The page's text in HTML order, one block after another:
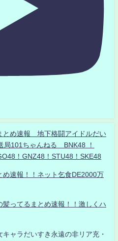
め速報 地下格闘アイドルだい
101ちゃんねる BNK48 ！
！GNZ48！STU48！SKE48
め速報！！ネット乞食DE2000万
髪ってるまとめ速報！！激しくハ
ャラだいすき永遠の非リア充・